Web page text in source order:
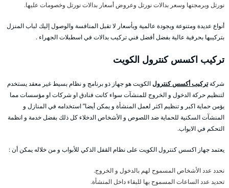
نورتل وبرمجتها وسعر بدالات نورتل وعروض أسعار بدالات نورتل وخصومات عليها.
أنواع عديدة ومتنوعة وبجودة عالمية وبأسعار لا تقبل المنافسة والوصول إليك لباب المنزل
بتركيبها بحرفية عالية بفضل أفضل فني تركيب بدالات في اسطبلات الجهراء .
تركيب اكسس كنترول الكويت
شركةتركيب أكسس كنترولالكويت هو جهاز ذو برنامج و نظام بسيط غير معقد يستخدم
لتنظيم حركة الدخول و الخروج للمنشآت سواء كانت فنادق او شركات او مؤسسات مما
يؤمن حماية اكبر و تنظيم اكثر لعمل المنشأة و يمكن أيضا” استخدامه في المنازل و
المنشآت السكنية للحماية ضد اللصوص و الأشخاص الدخلاء كل ذلك بفضل خدمة و انظمة
التحكم في الابواب.
يعتمد جهاز اكسس كنترول الكويت على نظام القفل الذكي للأبواب و من خلاله يمكن أن :
نحدد عدد الأشخاص المسموح لهم بالدخول و الخروج.
تحديد عدد الساعات المسموح بها للبقاء داخل المنشأة.